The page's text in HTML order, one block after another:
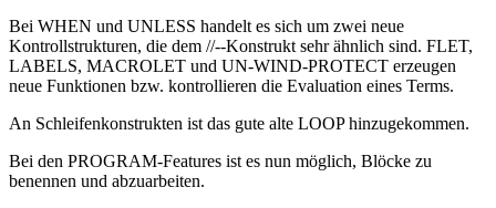
Bei WHEN und UNLESS handelt es sich um zwei neue
Kontrollstrukturen, die dem //--Konstrukt sehr ähnlich sind. FLET,
LABELS, MACROLET und UN-WIND-PROTECT erzeugen
neue Funktionen bzw. kontrollieren die Evaluation eines Terms.
An Schleifenkonstrukten ist das gute alte LOOP hinzugekommen.
Bei den PROGRAM-Features ist es nun möglich, Blöcke zu
benennen und abzuarbeiten.